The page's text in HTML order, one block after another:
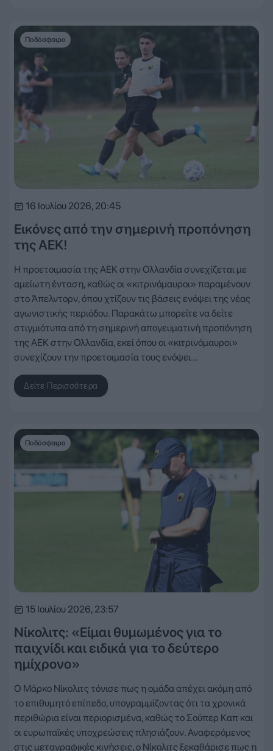
Ποδόσφαιρο
16 Ιουλίου 2026, 20:45
Εικόνες από την σημερινή προπόνηση
της ΑΕΚ!
Η προετοιμασία της ΑΕΚ στην Ολλανδία συνεχίζεται με
αμείωτη ένταση, καθώς οι «κιτρινόμαυροι» παραμένουν
στο Άπελντορν, όπου χτίζουν τις βάσεις ενόψει της νέας
αγωνιστικής περιόδου. Παρακάτω μπορείτε να δείτε
στιγμιότυπα από τη σημερινή απογευματινή προπόνηση
της ΑΕΚ στην Ολλανδία, εκεί όπου οι «κιτρινόμαυροι»
συνεχίζουν την προετοιμασία τους ενόψει…
Δείτε Περισσότερα
Ποδόσφαιρο
15 Ιουλίου 2026, 23:57
Νίκολιτς: «Είμαι θυμωμένος για το
παιχνίδι και ειδικά για το δεύτερο
ημίχρονο»
Ο Μάρκο Νίκολιτς τόνισε πως η ομάδα απέχει ακόμη από
το επιθυμητό επίπεδο, υπογραμμίζοντας ότι τα χρονικά
περιθώρια είναι περιορισμένα, καθώς το Σούπερ Καπ και
οι ευρωπαϊκές υποχρεώσεις πλησιάζουν. Αναφερόμενος
στις μεταγραφικές κινήσεις, ο Νίκολιτς ξεκαθάρισε πως η